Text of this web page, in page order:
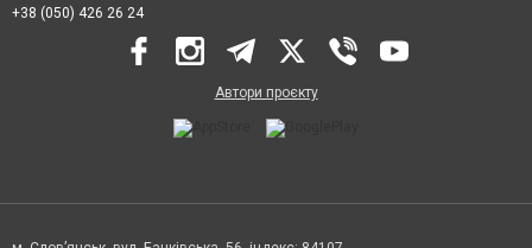
+38 (050) 426 26 24
Автори проєкту